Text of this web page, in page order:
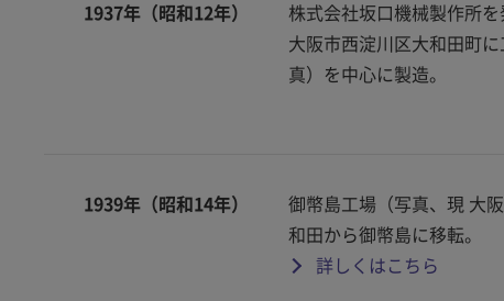
1937年（昭和12年）
株式会社坂口機械製作所
大阪市西淀川区大和田町
真）を中心に製造。
1939年（昭和14年）
御幣島工場（写真、現 大
和田から御幣島に移転。
詳しくはこちら